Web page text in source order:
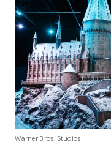
Warner Bros. Studios